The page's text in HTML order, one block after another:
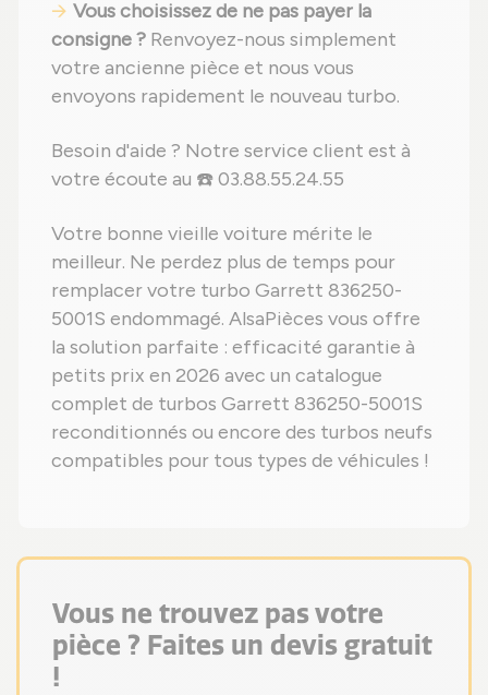
Vous choisissez de ne pas payer la
consigne ? Renvoyez-nous simplement
votre ancienne pièce et nous vous
envoyons rapidement le nouveau turbo.
Besoin d'aide ? Notre service client est à
votre écoute au ☎️ 03.88.55.24.55
Votre bonne vieille voiture mérite le
meilleur. Ne perdez plus de temps pour
remplacer votre turbo Garrett 836250-
5001S endommagé. AlsaPièces vous offre
la solution parfaite : efficacité garantie à
petits prix en 2026 avec un catalogue
complet de turbos Garrett 836250-5001S
reconditionnés ou encore des turbos neufs
compatibles pour tous types de véhicules !
Vous ne trouvez pas votre
pièce ? Faites un devis gratuit
!